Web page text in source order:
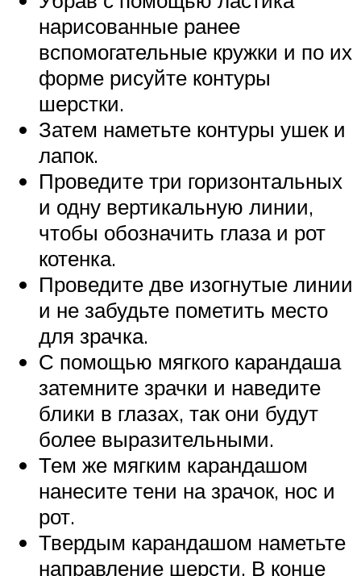
нарисованные ранее
вспомогательные кружки и по их
форме рисуйте контуры
шерстки.
Затем наметьте контуры ушек и
лапок.
Проведите три горизонтальных
и одну вертикальную линии,
чтобы обозначить глаза и рот
котенка.
Проведите две изогнутые линии
и не забудьте пометить место
для зрачка.
С помощью мягкого карандаша
затемните зрачки и наведите
блики в глазах, так они будут
более выразительными.
Тем же мягким карандашом
нанесите тени на зрачок, нос и
рот.
Твердым карандашом наметьте
направление шерсти. В конце